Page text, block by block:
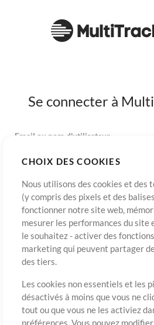
CHOIX DES COOKIES
Nous utilisons des cookies et des
(y compris des pixels et des
fonctionner notre site web,
mesurer les performances du site
le souhaitez - activer des
marketing qui peuvent partager
des tiers.
Les cookies non essentiels et les
désactivés à moins que vous ne
tout ou que vous ne les activiez
préférences. Vous pouvez
Se connecter à
Email ou nom d'utilisateur
S’inscrireMot de passe oublié?
matière de cookies
©2006-2026 par MultiTracks LLC.